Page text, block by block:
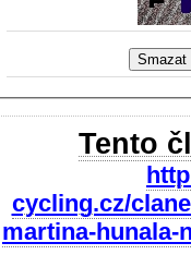
Tento
cycling.cz/
martina-hunala-